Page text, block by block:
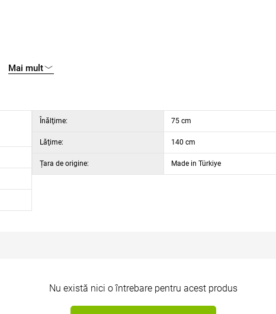
Mai mult
Înălţime: 75 cm
Lăţime: 140 cm
Țara de origine: Made in Türkiye
Nu există nici o întrebare pentru acest produs